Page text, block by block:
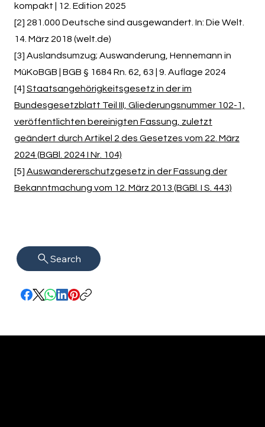
kompakt | 12. Edition 2025
[2] 281.000 Deutsche sind ausgewandert. In: Die Welt.
14. März 2018 (welt.de)
[3] Auslandsumzug; Auswanderung, Hennemann in
MüKoBGB | BGB § 1684 Rn. 62, 63 | 9. Auflage 2024
[4] Staatsangehörigkeitsgesetz in der im
Bundesgesetzblatt Teil III, Gliederungsnummer 102-1,
veröffentlichten bereinigten Fassung, zuletzt
geändert durch Artikel 2 des Gesetzes vom 22. März
2024 (BGBl. 2024 I Nr. 104)
[5] Auswandererschutzgesetz in der Fassung der
Bekanntmachung vom 12. März 2013 (BGBl. I S. 443)
Search